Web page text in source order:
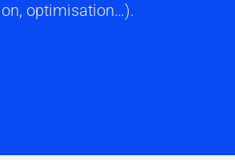
optimisation…).